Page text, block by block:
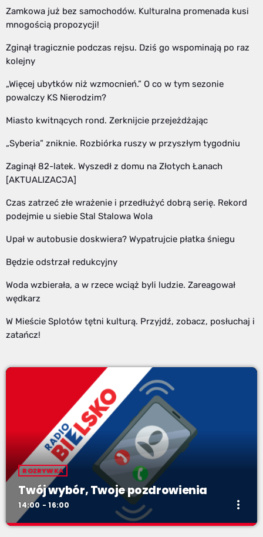
Zamkowa już bez samochodów. Kulturalna promenada kusi
mnogością propozycji!
Zginął tragicznie podczas rejsu. Dziś go wspominają po raz
kolejny
„Więcej ubytków niż wzmocnień.” O co w tym sezonie
powalczy KS Nierodzim?
Miasto kwitnących rond. Zerknijcie przejeżdżając
„Syberia” zniknie. Rozbiórka ruszy w przyszłym tygodniu
Zaginął 82-latek. Wyszedł z domu na Złotych Łanach
[AKTUALIZACJA]
Czas zatrzeć złe wrażenie i przedłużyć dobrą serię. Rekord
podejmie u siebie Stal Stalowa Wola
Upał w autobusie doskwiera? Wypatrujcie płatka śniegu
Będzie odstrzał redukcyjny
Woda wzbierała, a w rzece wciąż byli ludzie. Zareagował
wędkarz
W Mieście Splotów tętni kulturą. Przyjdź, zobacz, posłuchaj i
zatańcz!
ROZRYWKA
Twój wybór, Twoje pozdrowienia
14:00 - 16:00 more_vert